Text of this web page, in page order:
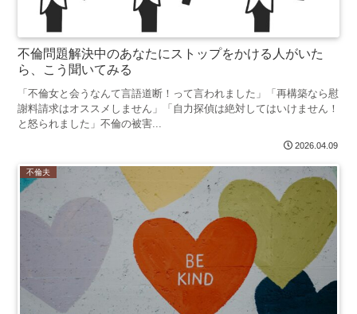
不倫問題解決中のあなたにストップをかける人がいた
ら、こう聞いてみる
「不倫女と会うなんて言語道断！って言われました」「再構築なら慰
謝料請求はオススメしません」「自力探偵は絶対してはいけません！
と怒られました」不倫の被害...
2026.04.09
不倫夫